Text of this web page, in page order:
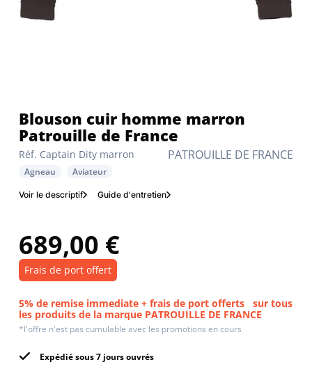
PATROUILLE DE FRANCE
Réf. Captain Dity marron
Blouson cuir homme marron
Patrouille de France
Agneau Aviateur
Voir le descriptif Guide d'entretien
689,00 €
Frais de port offert
5% de remise immediate + frais de port offerts sur tous
les produits de la marque PATROUILLE DE FRANCE
*l'offre n'est pas cumulable avec les promotions en cours
Expédié sous 7 jours ouvrés